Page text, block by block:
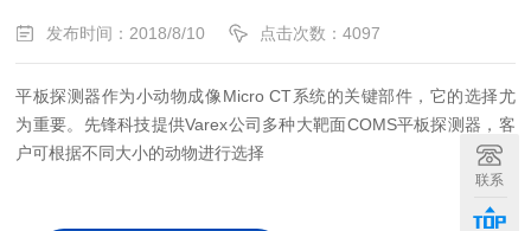
发布时间：2018/8/10 点击次数：4097
平板探测器作为小动物成像Micro CT系统的关键部件，它的选择尤
为重要。先锋科技提供Varex公司多种大靶面COMS平板探测器，客
户可根据不同大小的动物进行选择
联系